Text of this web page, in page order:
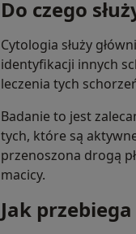
Do czego
Cytologia służy
identyfikacji innych
leczenia tych
Badanie to jest
tych, które są
przenoszona drogą
macicy.
Jak